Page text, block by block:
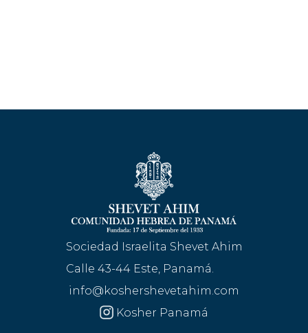
Sociedad Israelita Shevet Ahim
Calle 43-44 Este, Panamá.
info@koshershevetahim.com
Kosher Panamá